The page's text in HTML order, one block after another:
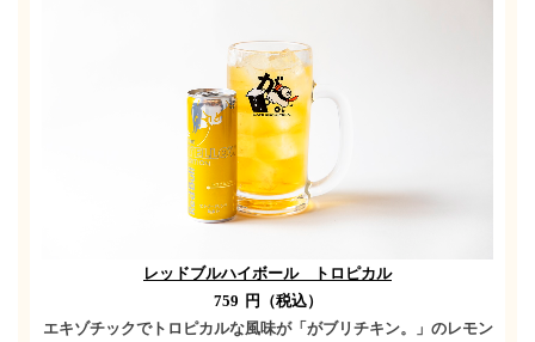
レッドブルハイボール トロピカル
759 円（税込）
エキゾチックでトロピカルな風味が「がブリチキン。」のレモン